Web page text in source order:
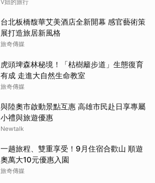
V妞的旅行
台北板橋馥華艾美酒店全新開幕 感官藝術策
展打造旅居新風格
旅奇傳媒
虎頭埤森林秘境！「枯樹籬步道」生態復育
有成 走進大自然生命教室
旅奇傳媒
與陸奧市啟動景點互惠 高雄市民赴日享專屬
小禮與旅遊優惠
Newtalk
一趟旅程、雙重享受！9月住宿合歡山 順遊
奧萬大10元優惠入園
旅奇傳媒